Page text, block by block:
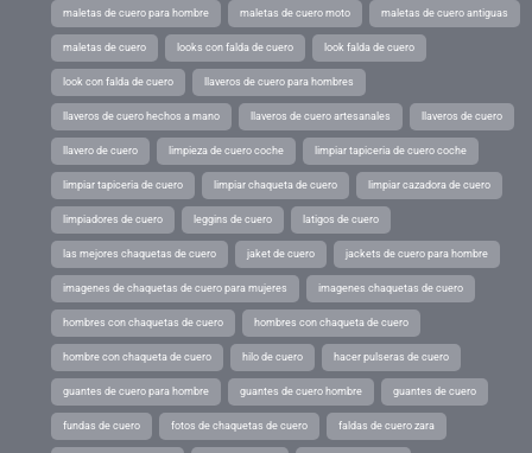
maletas de cuero para hombre maletas de cuero moto maletas de cuero antiguas
maletas de cuero looks con falda de cuero look falda de cuero
look con falda de cuero llaveros de cuero para hombres
llaveros de cuero hechos a mano llaveros de cuero artesanales llaveros de cuero
llavero de cuero limpieza de cuero coche limpiar tapiceria de cuero coche
limpiar tapiceria de cuero limpiar chaqueta de cuero limpiar cazadora de cuero
limpiadores de cuero leggins de cuero latigos de cuero
las mejores chaquetas de cuero jaket de cuero jackets de cuero para hombre
imagenes de chaquetas de cuero para mujeres imagenes chaquetas de cuero
hombres con chaquetas de cuero hombres con chaqueta de cuero
hombre con chaqueta de cuero hilo de cuero hacer pulseras de cuero
guantes de cuero para hombre guantes de cuero hombre guantes de cuero
fundas de cuero fotos de chaquetas de cuero faldas de cuero zara